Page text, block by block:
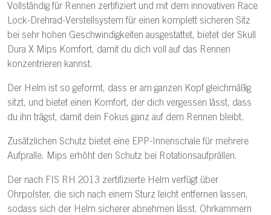
Vollständig für Rennen zertifiziert und mit dem innovativen Race
Lock-Drehrad-Verstellsystem für einen komplett sicheren Sitz
bei sehr hohen Geschwindigkeiten ausgestattet, bietet der Skull
Dura X Mips Komfort, damit du dich voll auf das Rennen
konzentrieren kannst.
Der Helm ist so geformt, dass er am ganzen Kopf gleichmäßig
sitzt, und bietet einen Komfort, der dich vergessen lässt, dass
du ihn trägst, damit dein Fokus ganz auf dem Rennen bleibt.
Zusätzlichen Schutz bietet eine EPP-Innenschale für mehrere
Aufpralle. Mips erhöht den Schutz bei Rotationsaufprällen.
Der nach FIS RH 2013 zertifizierte Helm verfügt über
Ohrpolster, die sich nach einem Sturz leicht entfernen lassen,
sodass sich der Helm sicherer abnehmen lässt. Ohrkammern